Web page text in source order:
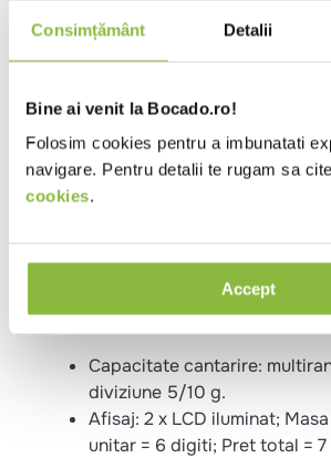
Consimțământ Detalii
Bine ai venit la Bocado.ro!
Folosim cookies pentru a imbunatati
navigare. Pentru detalii te rugam sa
cookies.
Accept
Capacitatea de memorare
Cantarul are verificare
Cantarul electronic Dibal G325-6/
scala de masurare si precizie,
cantarire de 6/15kg, precizie de 2/
display-ul pentru clienti.
Capacitate cantarire:
diviziune 5/10 g.
Afisaj: 2 x LCD iluminat;
unitar = 6 digiti; Pret total =